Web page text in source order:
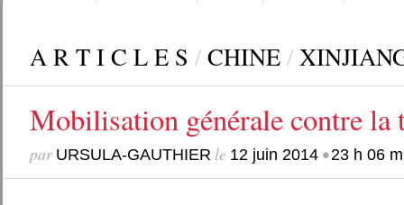
A R T I C L E S / CHINE /
Mobilisation générale contre la
par URSULA-GAUTHIER le 12 juin 2014•23 h 06